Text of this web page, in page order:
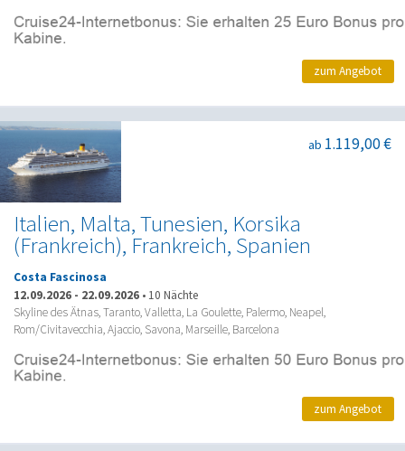
zum Angebot
Italien, Malta, Tunesien, Korsika
(Frankreich), Frankreich, Spanien
ab 1.119,00 €
Costa Fascinosa
12.09.2026 - 22.09.2026 • 10 Nächte
Skyline des Ätnas, Taranto, Valletta, La Goulette, Palermo, Neapel,
Rom/Civitavecchia, Ajaccio, Savona, Marseille, Barcelona
zum Angebot